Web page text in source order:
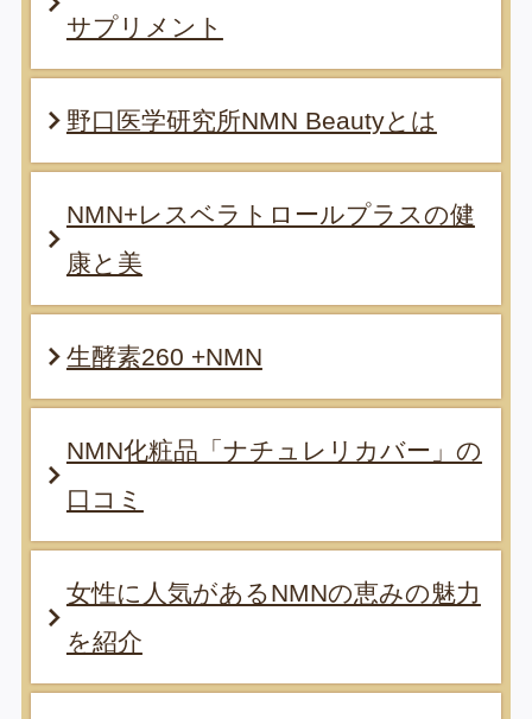
サプリメント
野口医学研究所NMN Beautyとは
NMN+レスベラトロールプラスの健
康と美
生酵素260 +NMN
NMN化粧品「ナチュレリカバー」の
口コミ
女性に人気があるNMNの恵みの魅力
を紹介